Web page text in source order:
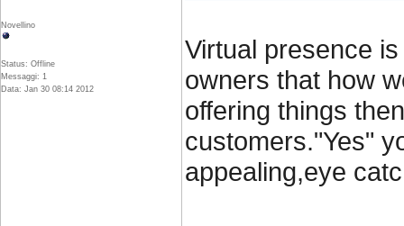
Novellino
Status: Offline
Messaggi: 1
Data: Jan 30 08:14 2012
Virtual presence
owners that how
offering things
customers."Yes"
appealing,eye